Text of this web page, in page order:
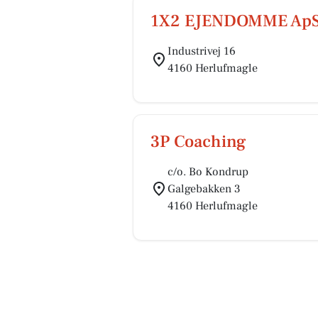
1X2 EJENDOMME
Industrivej 16
4160 Herlufmagle
3P Coaching
c/o. Bo Kondrup
Galgebakken 3
4160 Herlufmagle